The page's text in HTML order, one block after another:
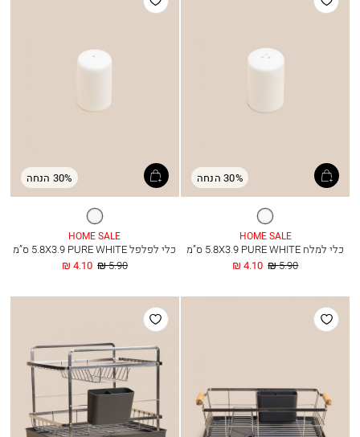
למועדפים
30% הנחה
לבן
HOME SALE
כלי למלח 5.8X3.9 PURE WHITE ס”מ
החל
4.10 ₪ מחיר
5.90 ₪
למועדפים
30% הנחה
לבן
HOME SALE
כלי לפלפל 5.8X3.9 PURE WHITE ס”מ
החל
4.10 ₪ מחיר
5.90 ₪
הוסף
למועדפים
הוסף
למועדפים